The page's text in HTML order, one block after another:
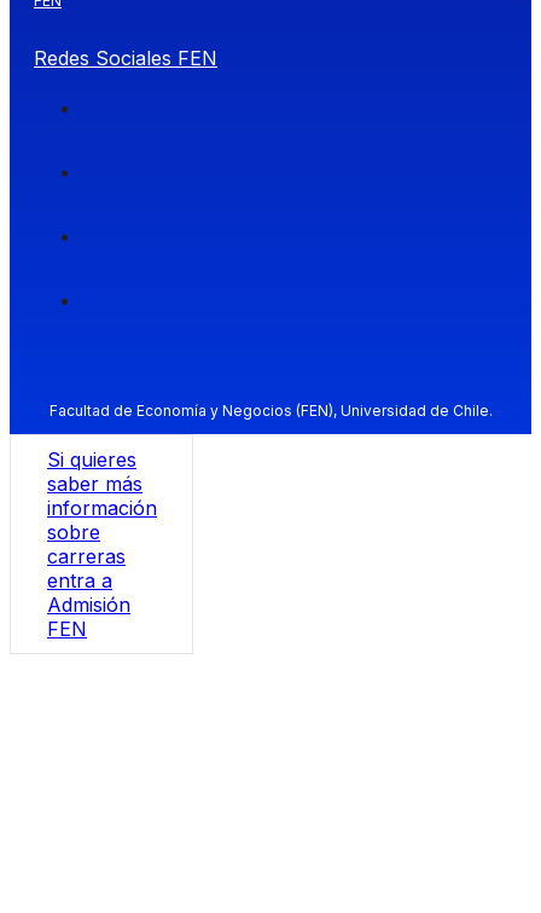
Redes Sociales FEN
Facultad de Economía y Negocios (FEN), Universidad de Chile.
Si quieres
saber más
información
sobre
carreras
entra a
Admisión
FEN